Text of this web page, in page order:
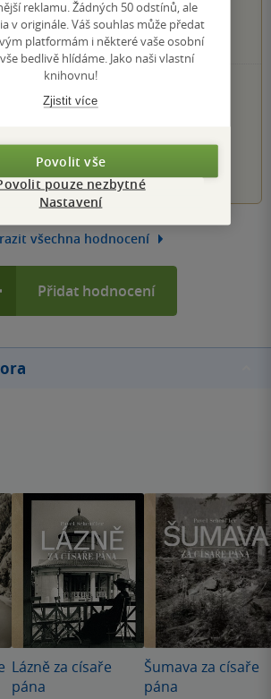
0×
3 hvězdičky
0×
2 hvězdičky
0×
1 hvezdička
SVÉ HODNOCENÍ KNIHY
knihkupců: 0.0 z 5
2 3 4 5
všechna hodnocení
Přidat hodnocení
Lázně za císaře
pána
Šumava za císaře
pána
reklamu. Žádných 50 odstínů, ale
v originále. Váš souhlas může předat
platformám i některé vaše osobní
bedlivě hlídáme. Jako naši vlastní
knihovnu!
Zjistit více
Povolit vše
pouze nezbytné
Nastavení